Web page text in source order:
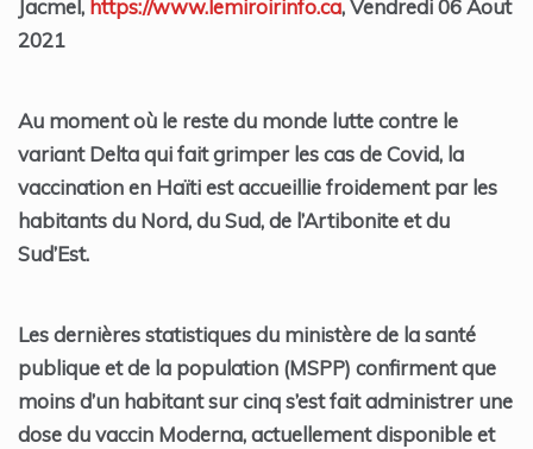
Jacmel, https://www.lemiroirinfo.ca, Vendredi 06 Aout
2021
Au moment où le reste du monde lutte contre le
variant Delta qui fait grimper les cas de Covid, la
vaccination en Haïti est accueillie froidement par les
habitants du Nord, du Sud, de l’Artibonite et du
Sud’Est.
Les dernières statistiques du ministère de la santé
publique et de la population (MSPP) confirment que
moins d’un habitant sur cinq s’est fait administrer une
dose du vaccin Moderna, actuellement disponible et